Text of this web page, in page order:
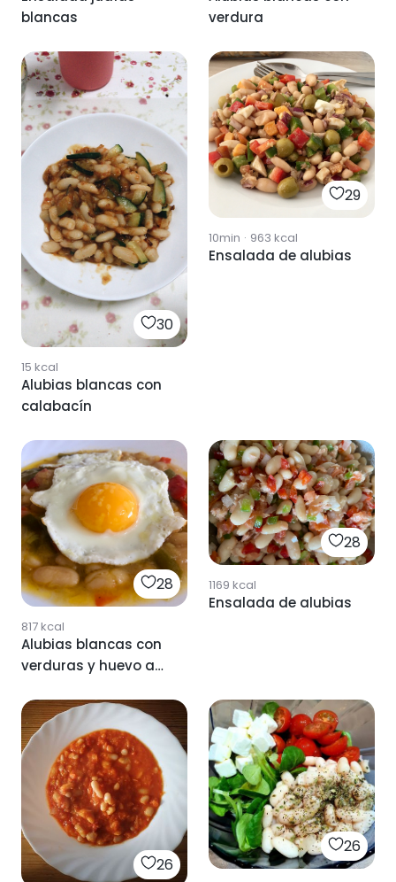
blancas
verdura
30
15 kcal
Alubias blancas con
calabacín
29
10min · 963 kcal
Ensalada de alubias
28
817kcal
Alubias blancas con
verduras y huevo a
28
1169 kcal
Ensalada de alubias
26
26